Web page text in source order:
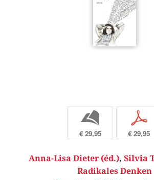
b
€ 29,95
p
€ 29,95
Anna-Lisa Dieter (éd.), Silvia
Radikales Denken